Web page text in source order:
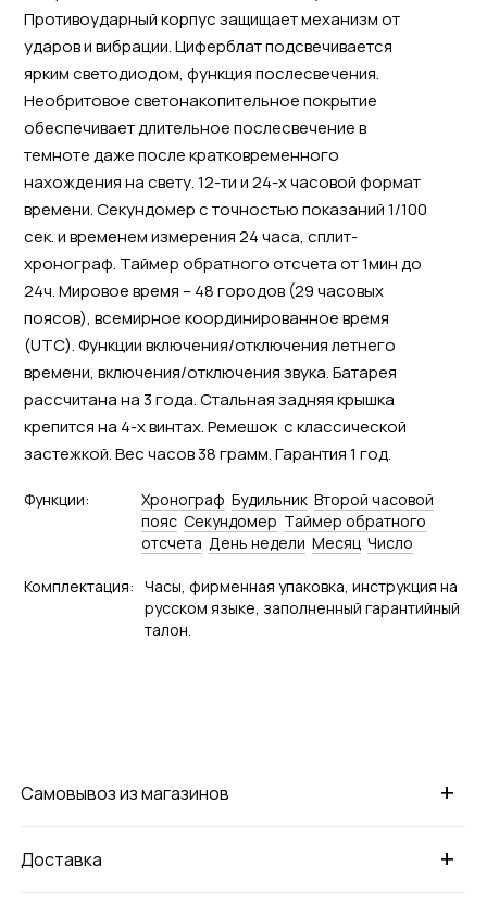
Противоударный корпус защищает механизм от
ударов и вибрации. Циферблат подсвечивается
ярким светодиодом, функция послесвечения.
Необритовое светонакопительное покрытие
обеспечивает длительное послесвечение в
темноте даже после кратковременного
нахождения на свету. 12-ти и 24-х часовой формат
времени. Секундомер с точностью показаний 1/100
сек. и временем измерения 24 часа, сплит-
хронограф. Таймер обратного отсчета от 1мин до
24ч. Мировое время – 48 городов (29 часовых
поясов), всемирное координированное время
(UTC). Функции включения/отключения летнего
времени, включения/отключения звука. Батарея
рассчитана на 3 года. Стальная задняя крышка
крепится на 4-х винтах. Ремешок с классической
застежкой. Вес часов 38 грамм. Гарантия 1 год.
Функции: Хронограф Будильник Второй часовой
пояс Секундомер Tаймер обратного
отсчета День недели Месяц Число
Комплектация: Часы, фирменная упаковка, инструкция на
русском языке, заполненный гарантийный
талон.
+
Самовывоз из магазинов
+
Доставка